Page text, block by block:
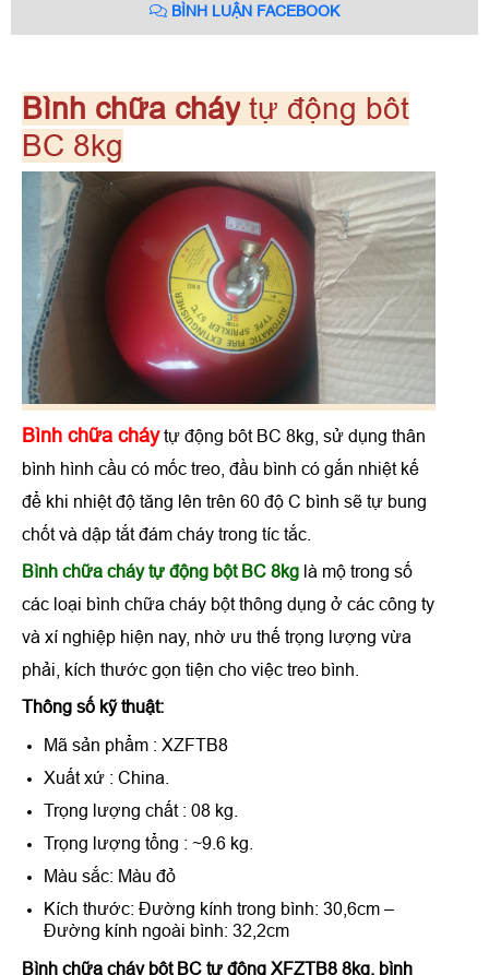
BÌNH LUẬN FACEBOOK
Bình chữa cháy tự động bôt
BC 8kg
Bình chữa cháytự động bôt BC 8kg, sử dụng thân
bình hình cầu có mốc treo, đầu bình có gắn nhiệt kế
để khi nhiệt độ tăng lên trên 60 độ C bình sẽ tự bung
chốt và dập tắt đám cháy trong tíc tắc.
Bình chữa cháy tự động bột BC 8kg là mộ trong số
các loại bình chữa cháy bột thông dụng ở các công ty
và xí nghiệp hiện nay, nhờ ưu thế trọng lượng vừa
phải, kích thước gọn tiện cho việc treo bình.
Thông số kỹ thuật:
Mã sản phẩm : XZFTB8
Xuất xứ : China.
Trọng lượng chất : 08 kg.
Trọng lượng tổng : ~9.6 kg.
Màu sắc: Màu đỏ
Kích thước: Đường kính trong bình: 30,6cm –
Đường kính ngoài bình: 32,2cm
Bình chữa cháy bột BC tự động XFZTB8 8kg, bình